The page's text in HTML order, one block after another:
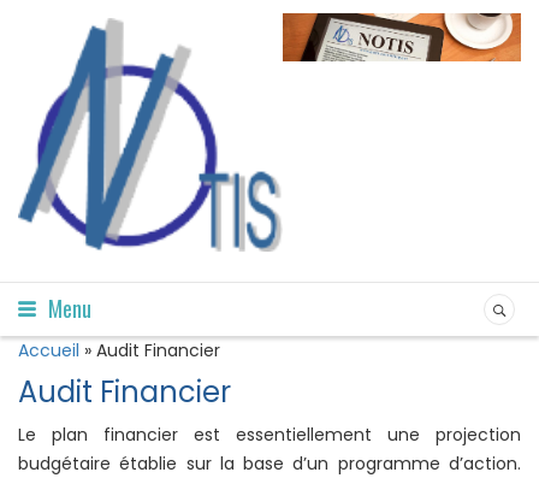
Menu
Accueil » Audit Financier
Audit Financier
Le plan financier est essentiellement une projection
budgétaire établie sur la base d’un programme d’action.